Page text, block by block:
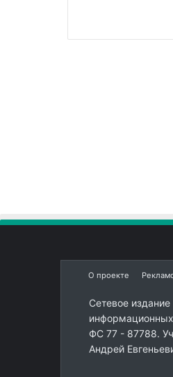
О проекте
Сетевое
ФС 77 - 87788.
Андрей